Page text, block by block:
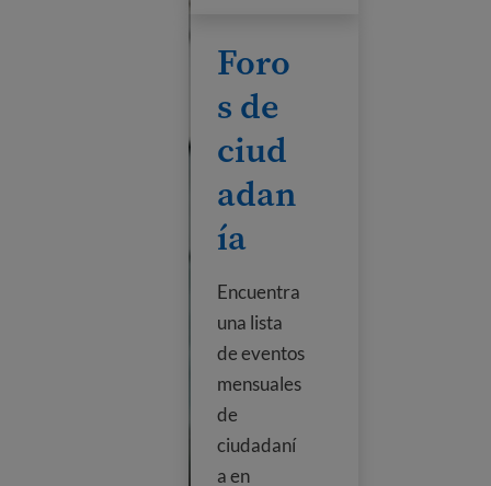
Foro
s de
ciud
adan
ía
Encuentra
una lista
de eventos
mensuales
de
ciudadaní
a en